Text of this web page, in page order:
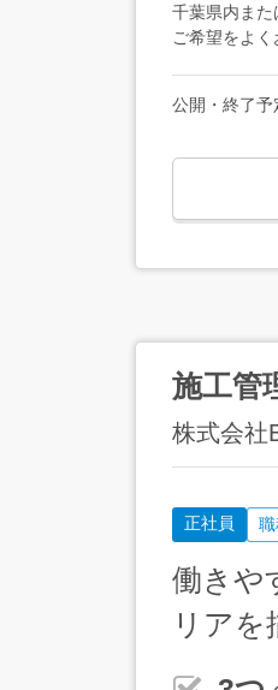
種類。具体的
います！資
千葉県内また
ご希望をよ
ることもでき
公開・終了予
施工管
株式会社
正社員
働きや
リアを